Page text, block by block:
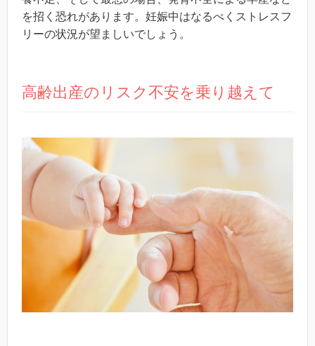
を招く恐れがあります。妊娠中はなるべくストレスフ
リーの状況が望ましいでしょう。
高齢出産のリスク不安を乗り越えて